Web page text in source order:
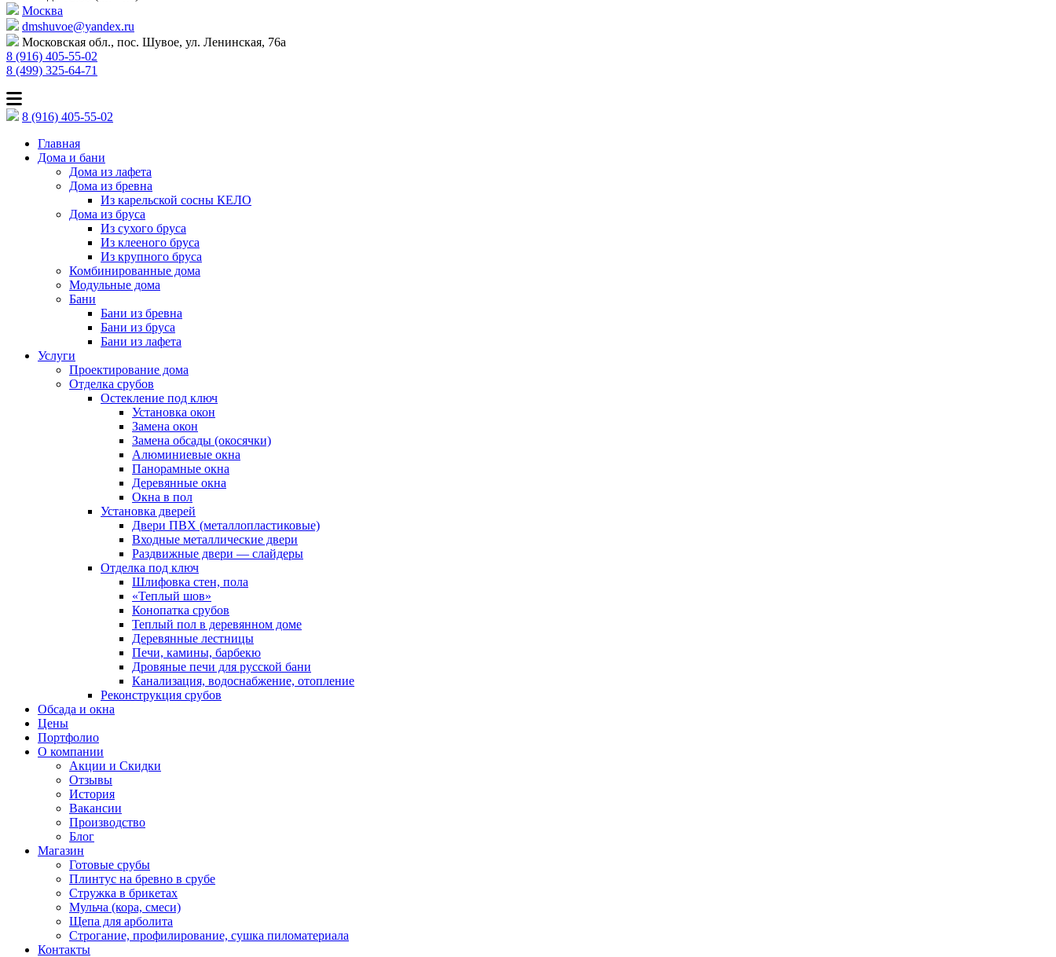
Москва
dmshuvoe@yandex.ru
Московская обл., пос. Шувое, ул. Ленинская, 76а
8 (916) 405-55-02
8 (499) 325-64-71
8 (916) 405-55-02
Главная
Дома и бани
Дома из лафета
Дома из бревна
Из карельской сосны КЕЛО
Дома из бруса
Из сухого бруса
Из клееного бруса
Из крупного бруса
Комбинированные дома
Модульные дома
Бани
Бани из бревна
Бани из бруса
Бани из лафета
Услуги
Проектирование дома
Отделка срубов
Остекление под ключ
Установка окон
Замена окон
Замена обсады (окосячки)
Алюминиевые окна
Панорамные окна
Деревянные окна
Окна в пол
Установка дверей
Двери ПВХ (металлопластиковые)
Входные металлические двери
Раздвижные двери — слайдеры
Отделка под ключ
Шлифовка стен, пола
«Теплый шов»
Конопатка срубов
Теплый пол в деревянном доме
Деревянные лестницы
Печи, камины, барбекю
Дровяные печи для русской бани
Канализация, водоснабжение, отопление
Реконструкция срубов
Обсада и окна
Цены
Портфолио
О компании
Акции и Скидки
Отзывы
История
Вакансии
Производство
Блог
Магазин
Готовые срубы
Плинтус на бревно в срубе
Стружка в брикетах
Мульча (кора, смеси)
Щепа для арболита
Строгание, профилирование, сушка пиломатериала
Контакты